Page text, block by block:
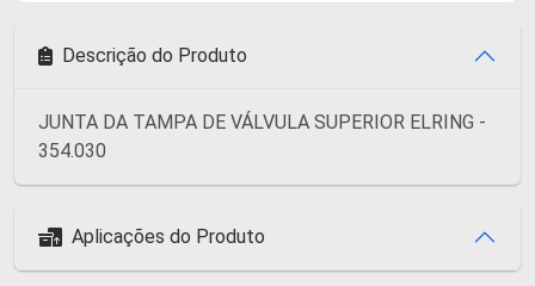
Descrição do Produto
JUNTA DA TAMPA DE VÁLVULA SUPERIOR ELRING -
354.030
Aplicações do Produto